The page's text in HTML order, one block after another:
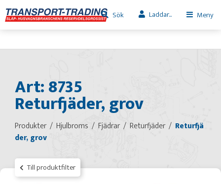
Sök Laddar... Meny
Art: 8735
Returfjäder, grov
Produkter Hjulbroms Fjädrar Returfjäder
Returfjä
der, grov
Till produktfilter